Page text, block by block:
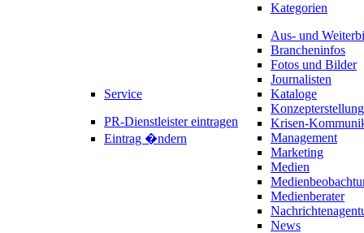
Service
PR-Dienstleister eintragen
Eintrag �ndern
Kategorien
Aus- und
Brancheninfos
Fotos und Bilder
Journalisten
Kataloge
Konzepterstellung
Krisen-
Management
Marketing
Medien
Medienberater
News